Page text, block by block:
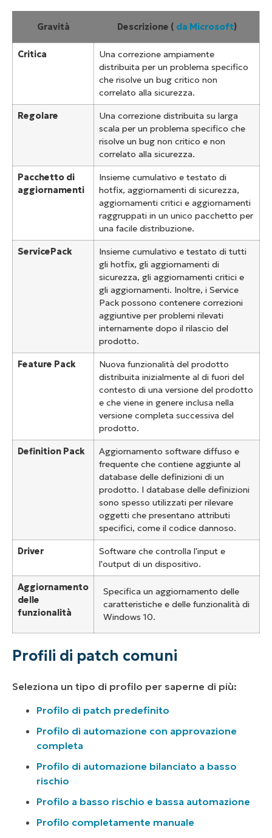
Gravità Descrizione ( da Microsoft)
Critica
Una correzione ampiamente
distribuita per un problema specifico
che risolve un bug critico non
correlato alla sicurezza.
Regolare
Una correzione distribuita su larga
scala per un problema specifico che
risolve un bug non critico e non
correlato alla sicurezza.
Pacchetto di
aggiornamenti
Insieme cumulativo e testato di
hotfix, aggiornamenti di sicurezza,
aggiornamenti critici e aggiornamenti
raggruppati in un unico pacchetto per
una facile distribuzione.
Service Pack
Insieme cumulativo e testato di tutti
gli hotfix, gli aggiornamenti di
sicurezza, gli aggiornamenti critici e
gli aggiornamenti. Inoltre, i Service
Pack possono contenere correzioni
aggiuntive per problemi rilevati
internamente dopo il rilascio del
prodotto.
Feature Pack
Nuova funzionalità del prodotto
distribuita inizialmente al di fuori del
contesto di una versione del prodotto
e che viene in genere inclusa nella
versione completa successiva del
prodotto.
Definition Pack
Aggiornamento software diffuso e
frequente che contiene aggiunte al
database delle definizioni di un
prodotto. I database delle definizioni
sono spesso utilizzati per rilevare
oggetti che presentano attributi
specifici, come il codice dannoso.
Driver
Software che controlla l'input e
l'output di un dispositivo.
Aggiornamento
delle
funzionalità
Specifica un aggiornamento delle
caratteristiche e delle funzionalità di
Windows 10.
Profili di patch comuni
Seleziona un tipo di profilo per saperne di più:
Profilo di patch predefinito
Profilo di automazione con approvazione
completa
Profilo di automazione bilanciato a basso
rischio
Profilo a basso rischio e bassa automazione
Profilo completamente manuale